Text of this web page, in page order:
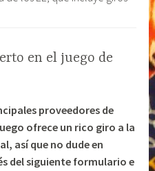
en el juego de
proveedores de
ofrece un rico giro a la
así que no dude en
del siguiente formulario e